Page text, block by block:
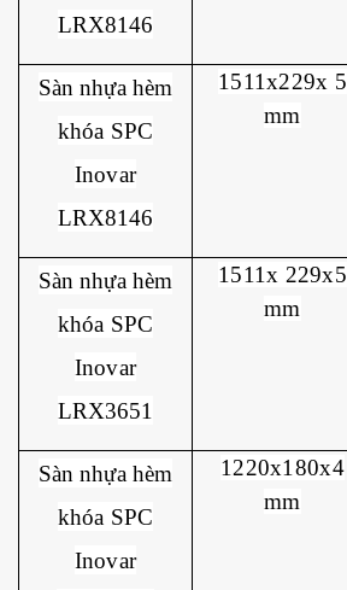
LRX8146
Sàn nhựa hèm
khóa SPC
Inovar
LRX8146
1511x229x 5
mm
Sàn nhựa hèm
khóa SPC
Inovar
LRX3651
1511x 229x5
mm
Sàn nhựa hèm
khóa SPC
Inovar
1220x180x4
mm